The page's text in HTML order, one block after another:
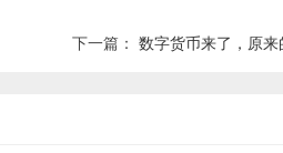
下一篇： 数字货币来了，原来